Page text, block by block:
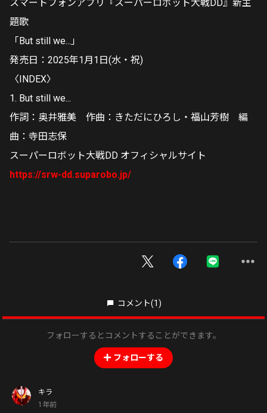
スマートフォンアプリ『スーパーロボット大戦DD』新主
題歌
「But still we...」
発売日：2025年1月1日(水・祝)
〈INDEX〉
1. But still we...
作詞：奥井雅美 作曲：きただにひろし・福山芳樹 編
曲：寺田志保
スーパーロボット大戦DD オフィシャルサイト
https://srw-dd.suparobo.jp/
コメント(1)
フォローするとコメントすることができます。
フォローする
キラ
1年前